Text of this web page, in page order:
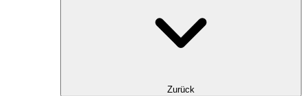
Zurück